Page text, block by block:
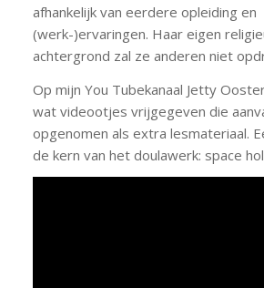
afhankelijk van eerdere opleiding en
(werk-)ervaringen. Haar eigen
achtergrond zal ze anderen niet
Op mijn You Tubekanaal Jetty
wat videootjes vrijgegeven die
opgenomen als extra lesmateriaal.
de kern van het doulawerk: space